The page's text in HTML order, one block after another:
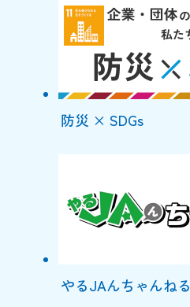
防災 × SDGs
やるJAんちゃんねる